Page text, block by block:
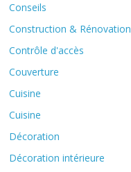
Conseils
Construction & Rénovation
Contrôle d'accès
Couverture
Cuisine
Cuisine
Décoration
Décoration intérieure